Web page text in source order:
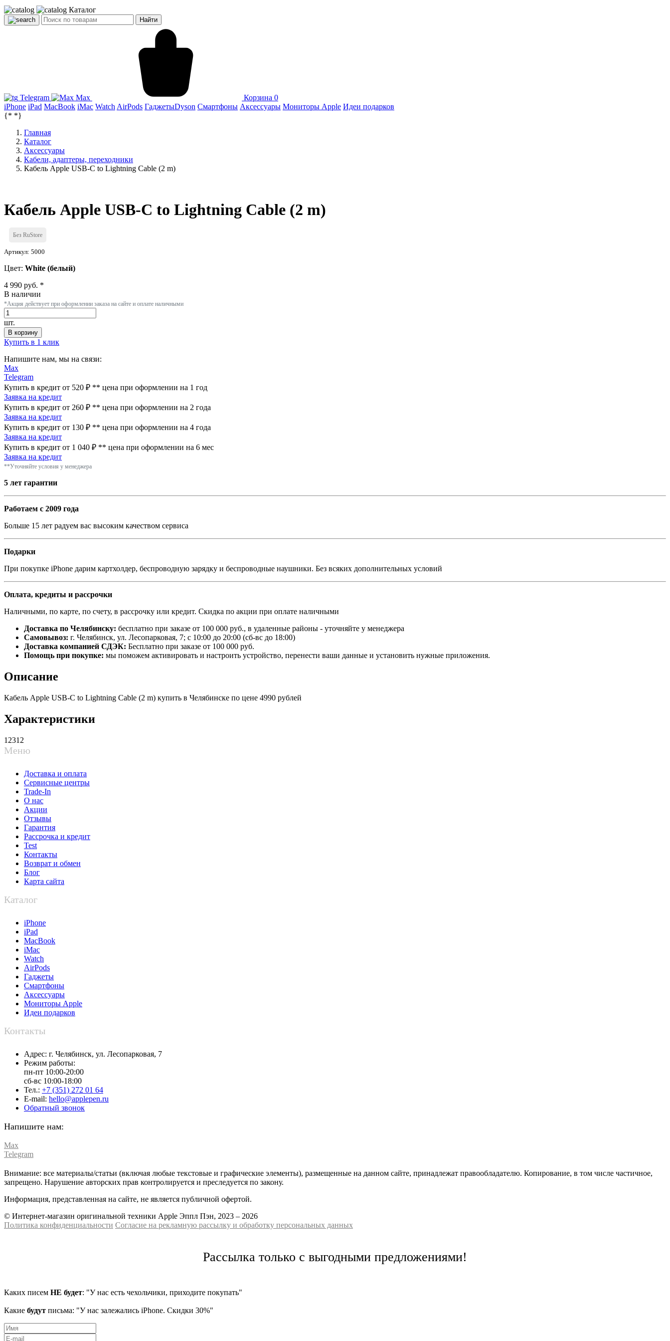
Каталог
Найти
Telegram Max Корзина 0
iPhone iPad MacBook iMac Watch AirPods ГаджетыDyson Смартфоны Аксессуары Мониторы Apple Идеи подарков
{* *}
Главная
Каталог
Аксессуары
Кабели, адаптеры, переходники
Кабель Apple USB-C to Lightning Cable (2 m)
Кабель Apple USB-C to Lightning Cable (2 m)
Без RuStore
Артикул: 5000
Цвет: White (белый)
4 990 руб. *
В наличии
*Акция действует при оформлении заказа на сайте и оплате наличными
шт.
В корзину
Купить в 1 клик
Напишите нам, мы на связи:
Max
Telegram
Купить в кредит от 520 ₽ ** цена при оформлении на 1 год
Заявка на кредит
Купить в кредит от 260 ₽ ** цена при оформлении на 2 года
Заявка на кредит
Купить в кредит от 130 ₽ ** цена при оформлении на 4 года
Заявка на кредит
Купить в кредит от 1 040 ₽ ** цена при оформлении на 6 мес
Заявка на кредит
**Уточняйте условия у менеджера
5 лет гарантии
Работаем с 2009 года
Больше 15 лет радуем вас высоким качеством сервиса
Подарки
При покупке iPhone дарим картхолдер, беспроводную зарядку и беспроводные наушники. Без всяких дополнительных условий
Оплата, кредиты и рассрочки
Наличными, по карте, по счету, в рассрочку или кредит. Скидка по акции при оплате наличными
Доставка по Челябинску: бесплатно при заказе от 100 000 руб., в удаленные районы - уточняйте у менеджера
Самовывоз: г. Челябинск, ул. Лесопарковая, 7; с 10:00 до 20:00 (сб-вс до 18:00)
Доставка компанией СДЭК: Бесплатно при заказе от 100 000 руб.
Помощь при покупке: мы поможем активировать и настроить устройство, перенести ваши данные и установить нужные приложения.
Описание
Кабель Apple USB-C to Lightning Cable (2 m) купить в Челябинске по цене 4990 рублей
Характеристики
12312
Меню
Доставка и оплата
Сервисные центры
Trade-In
О нас
Акции
Отзывы
Гарантия
Рассрочка и кредит
Test
Контакты
Возврат и обмен
Блог
Карта сайта
Каталог
iPhone
iPad
MacBook
iMac
Watch
AirPods
Гаджеты
Смартфоны
Аксессуары
Мониторы Apple
Идеи подарков
Контакты
Адрес: г. Челябинск, ул. Лесопарковая, 7
Режим работы:
пн-пт 10:00-20:00
сб-вс 10:00-18:00
Тел.: +7 (351) 272 01 64
E-mail: hello@applepen.ru
Обратный звонок
Напишите нам:
Max
Telegram
Внимание: все материалы/статьи (включая любые текстовые и графические элементы), размещенные на данном сайте, принадлежат правообладателю. Копирование, в том числе частичное,
запрещено. Нарушение авторских прав контролируется и преследуется по закону.
Информация, представленная на сайте, не является публичной офертой.
© Интернет-магазин оригинальной техники Apple Эппл Пэн, 2023 – 2026
Политика конфиденциальности Cогласие на рекламную рассылку и обработку персональных данных
Рассылка только с выгодными предложениями!
Каких писем НЕ будет: "У нас есть чехольчики, приходите покупать"
Какие будут письма: "У нас залежались iPhone. Скидки 30%"